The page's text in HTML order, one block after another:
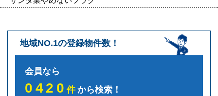
地域NO.1の登録物件数！
会員なら
0420件から検索！